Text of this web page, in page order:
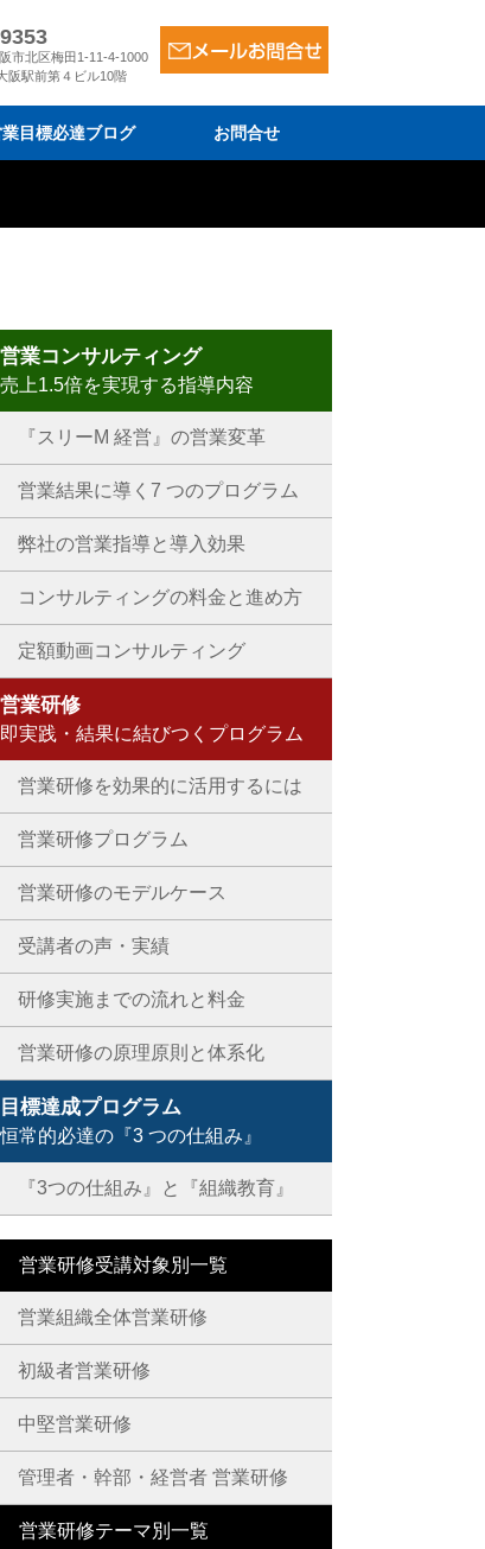
市北区梅田1-11-4-1000
阪駅前第４ビル10階
目標必達ブログ お問合せ
営業コンサルティング
売上1.5倍を実現する指導内容
『スリーM 経営』の営業変革
営業結果に導く7 つのプログラム
弊社の営業指導と導入効果
コンサルティングの料金と進め方
定額動画コンサルティング
営業研修
即実践・結果に結びつくプログラム
営業研修を効果的に活用するには
営業研修プログラム
営業研修のモデルケース
受講者の声・実績
研修実施までの流れと料金
営業研修の原理原則と体系化
目標達成プログラム
恒常的必達の『3 つの仕組み』
『3つの仕組み』と『組織教育』
営業研修受講対象別一覧
営業組織全体営業研修
初級者営業研修
中堅営業研修
管理者・幹部・経営者 営業研修
営業研修テーマ別一覧